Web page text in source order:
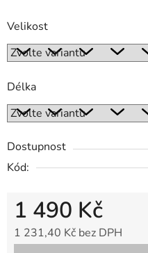
Velikost
Délka
Dostupnost
Kód:
1 490 Kč
1 231,40 Kč bez DPH